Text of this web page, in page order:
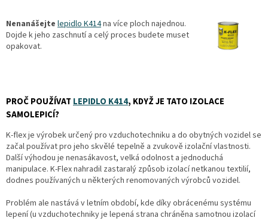
Nenanášejte lepidlo K414na více ploch najednou.
Dojde k jeho zaschnutí a celý proces budete muset
opakovat.
PROČ POUŽÍVAT LEPIDLO K414, KDYŽ JE TATO IZOLACE
SAMOLEPICÍ?
K-flex je výrobek určený pro vzduchotechniku a do obytných vozidel se
začal používat pro jeho skvělé tepelně a zvukově izolační vlastnosti.
Další výhodou je nenasákavost, velká odolnost a jednoduchá
manipulace. K-Flex nahradil zastaralý způsob izolací netkanou textilií,
dodnes používaných u některých renomovaných výrobců vozidel.
Problém ale nastává v letním období, kde díky obrácenému systému
lepení (u vzduchotechniky je lepená strana chráněna samotnou izolací